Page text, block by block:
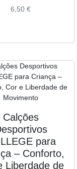
6,50 €
Calções
para
– Conforto,
Liberdade de